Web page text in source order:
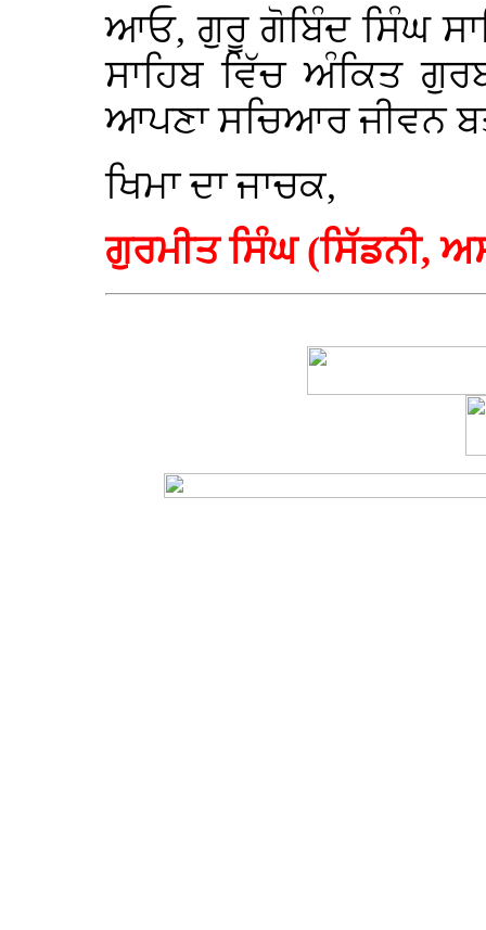
ਆਓ, ਗੁਰੂ ਗੋਬਿੰਦ ਸਿੰਘ
ਸਾਹਿਬ ਵਿੱਚ ਅੰਕਿਤ
ਆਪਣਾ ਸਚਿਆਰ ਜੀਵਨ
ਖਿਮਾ ਦਾ ਜਾਚਕ,
ਗੁਰਮੀਤ ਸਿੰਘ (ਸਿੱਡਨੀ,